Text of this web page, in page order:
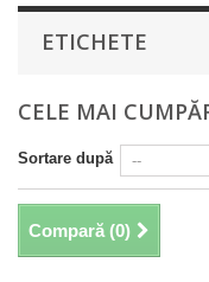
ETICHETE
CELE MAI
Sortare după
Compară (0)